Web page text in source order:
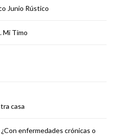
Junio Rústico
Mi Timo
casa
enfermedades crónicas o